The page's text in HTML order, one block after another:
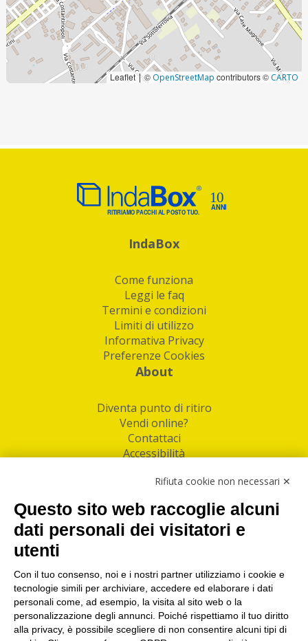
Leaflet|© OpenStreetMap contributors © CARTO
IndaBox
Come funziona
Leggi le faq
Termini e condizioni
Limiti di utilizzo
Informativa Privacy
Preferenze Cookies
About
Diventa punto di ritiro
Vendi online?
Contattaci
Accessibilità
Facebook
Linkedin
I nostri punti di ritiro e spedizione pacchi nelle
maggiori città italiane
Torino|Milano|Roma|Bologna|Firenze| Genova
Napoli|Varese
Rifiuta cookie non necessari ✕
Questo sito web raccoglie alcuni
dati personali dei visitatori e
utenti
Con il tuo consenso, noi e i nostri partner utilizziamo i cookie e
tecnologie simili per archiviare, accedere ed elaborare i dati
personali come, ad esempio, la visita al sito web o la
personalizzazione degli annunci. Poiché rispettiamo il tuo diritto
alla privacy, è possibile scegliere di non consentire alcuni tipi di